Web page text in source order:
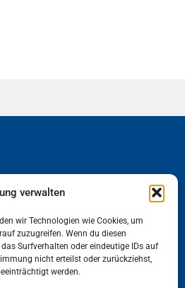
verwalten
wir Technologien wie Cookies, um
zuzugreifen. Wenn du diesen
Surfverhalten oder eindeutige IDs auf
nicht erteilst oder zurückziehst,
werden.